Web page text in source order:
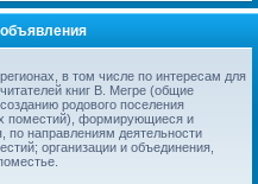
в том числе по интересам для
книг В. Мегре (общие
родового поселения
поместий), формирующиеся и
направлениям деятельности
организации и объединения,